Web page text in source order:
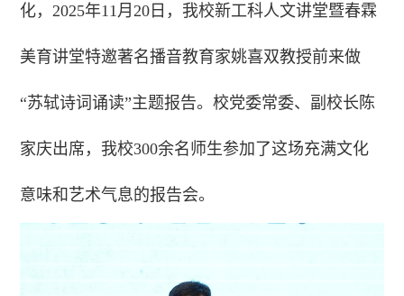
化，2025年11月20日，我校新工科人文讲堂暨春霖
美育讲堂特邀著名播音教育家姚喜双教授前来做
“苏轼诗词诵读”主题报告。校党委常委、副校长陈
家庆出席，我校300余名师生参加了这场充满文化
意味和艺术气息的报告会。